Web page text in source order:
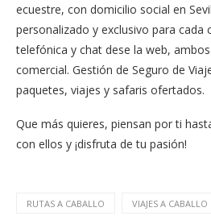
ecuestre, con domicilio social en
personalizado y exclusivo para cada
telefónica y chat dese la web,
comercial. Gestión de Seguro de
paquetes, viajes y safaris ofertados.
Que más quieres, piensan por ti
con ellos y ¡disfruta de tu pasión!
RUTAS A CABALLO VIAJES A CABALLO